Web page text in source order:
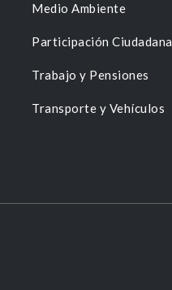
Medio Ambiente
Participación Ciudadana
Trabajo y Pensiones
Transporte y Vehículos